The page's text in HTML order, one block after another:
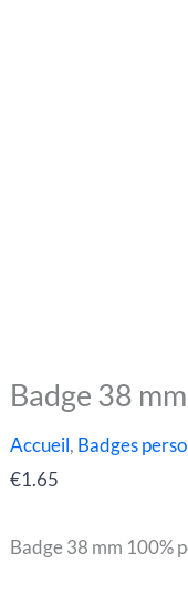
Badge 38
Accueil, Badges
€1.65
Badge 38 mm 100%
quantité
100%